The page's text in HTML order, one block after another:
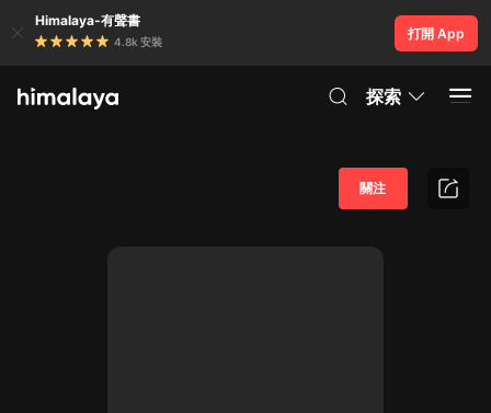
Himalaya-有聲書
4.8k 安裝
打開 App
探索
關注